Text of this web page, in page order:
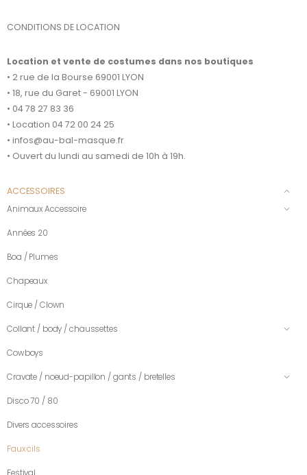
CONDITIONS DE LOCATION
Location et vente de costumes dans nos boutiques
• 2 rue de la Bourse 69001 LYON
• 18, rue du Garet - 69001 LYON
• 04 78 27 83 36
• Location 04 72 00 24 25
• infos@au-bal-masque.fr
• Ouvert du lundi au samedi de 10h à 19h.
ACCESSOIRES
Animaux Accessoire
Années 20
Boa / Plumes
Chapeaux
Cirque / Clown
Collant / body / chaussettes
Cowboys
Cravate / noeud-papillon / gants / bretelles
Disco 70 / 80
Divers accessoires
Faux cils